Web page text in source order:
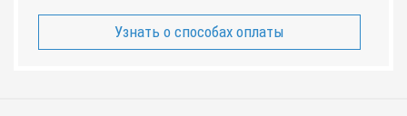
Узнать о способах оплаты